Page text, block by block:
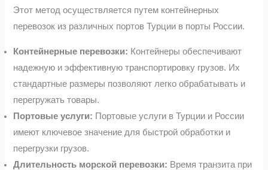
Этот метод осуществляется путем контейнерных
перевозок из различных портов Турции в порты России.
Контейнерные перевозки: Контейнеры обеспечивают
надежную и эффективную транспортировку грузов. Их
стандартные размеры позволяют легко обрабатывать и
перегружать товары.
Портовые услуги: Портовые услуги в Турции и России
имеют ключевое значение для быстрой обработки и
перегрузки грузов.
Длительность морской перевозки: Время транзита при